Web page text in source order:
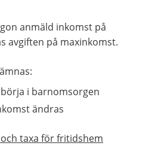
anmäld inkomst på
avgiften på maxinkomst.
i barnomsorgen
ändras
taxa för fritidshem